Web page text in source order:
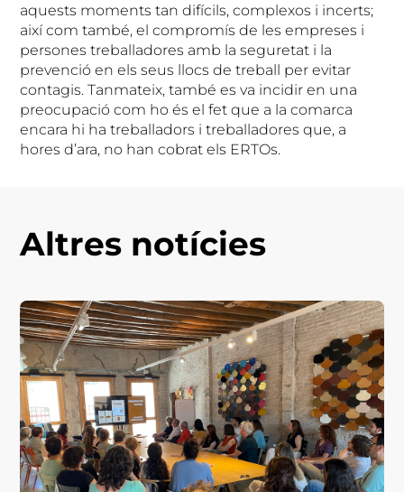
aquests moments tan difícils, complexos i incerts;
així com també, el compromís de les empreses i
persones treballadores amb la seguretat i la
prevenció en els seus llocs de treball per evitar
contagis. Tanmateix, també es va incidir en una
preocupació com ho és el fet que a la comarca
encara hi ha treballadors i treballadores que, a
hores d’ara, no han cobrat els ERTOs.
Altres notícies